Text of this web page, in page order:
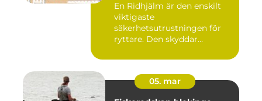
En Ridhjälm är den enskilt
viktigaste
säkerhetsutrustningen för
ryttare. Den skyddar
05. mar